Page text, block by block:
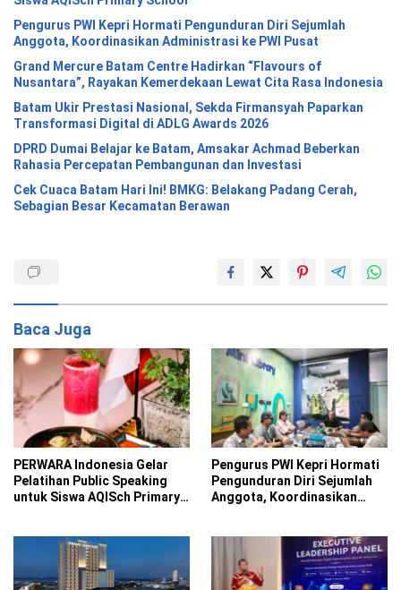
Pengurus PWI Kepri Hormati Pengunduran Diri Sejumlah
Anggota, Koordinasikan Administrasi ke PWI Pusat
Grand Mercure Batam Centre Hadirkan “Flavours of
Nusantara”, Rayakan Kemerdekaan Lewat Cita Rasa Indonesia
Batam Ukir Prestasi Nasional, Sekda Firmansyah Paparkan
Transformasi Digital di ADLG Awards 2026
DPRD Dumai Belajar ke Batam, Amsakar Achmad Beberkan
Rahasia Percepatan Pembangunan dan Investasi
Cek Cuaca Batam Hari Ini! BMKG: Belakang Padang Cerah,
Sebagian Besar Kecamatan Berawan
Baca Juga
PERWARA Indonesia Gelar
Pelatihan Public Speaking
untuk Siswa AQISch Primary
Pengurus PWI Kepri Hormati
Pengunduran Diri Sejumlah
Anggota, Koordinasikan